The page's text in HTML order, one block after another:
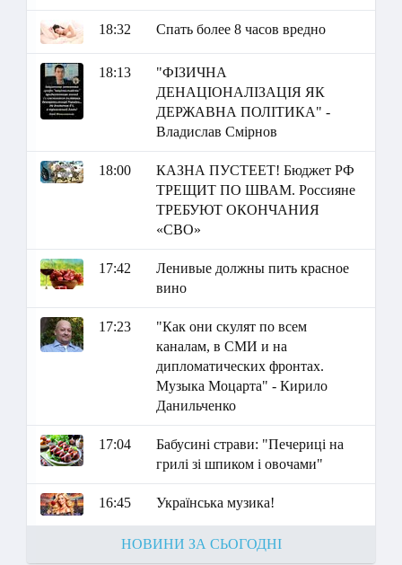
18:32 Спать более 8 часов вредно
18:13
"ФІЗИЧНА
ДЕНАЦІОНАЛІЗАЦІЯ ЯК
ДЕРЖАВНА ПОЛІТИКА" -
Владислав Смірнов
18:00
КАЗНА ПУСТЕЕТ! Бюджет РФ
ТРЕЩИТ ПО ШВАМ. Россияне
ТРЕБУЮТ ОКОНЧАНИЯ
«СВО»
17:42
Ленивые должны пить красное
вино
17:23
"Как они скулят по всем
каналам, в СМИ и на
дипломатических фронтах.
Музыка Моцарта" - Кирило
Данильченко
17:04
Бабусині страви: "Печериці на
грилі зі шпиком і овочами"
16:45 Українська музика!
НОВИНИ ЗА СЬОГОДНІ